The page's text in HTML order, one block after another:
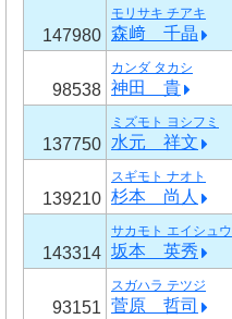
147980
モリサキ チアキ
森﨑 千晶
98538
カンダ タカシ
神田 貴
137750
ミズモト ヨシフミ
水元 祥文
139210
スギモト ナオト
杉本 尚人
143314
サカモト エイシュウ
坂本 英秀
93151
スガハラ テツジ
菅原 哲司